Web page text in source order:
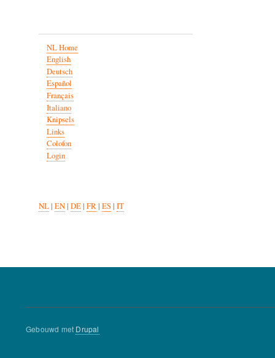
NL Home
English
Deutsch
Español
Français
Italiano
Knipsels
Links
Colofon
Login
NL| EN| DE| FR| ES| IT
Gebouwd met Drupal